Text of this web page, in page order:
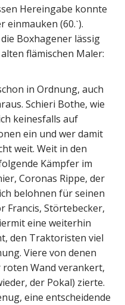
Hereingabe konnte
(60.ˋ).
Boxhagener lässig
flämischen Maler:
in Ordnung, auch
Schieri Bothe, wie
keinesfalls auf
ein und wer damit
weit. Weit in den
Kämpfer im
Coronas Rippe, der
belohnen für seinen
Francis, Störtebecker,
eine weiterhin
den Traktoristen viel
Viere von denen
Wand verankert,
der Pokal) zierte.
eine entscheidende